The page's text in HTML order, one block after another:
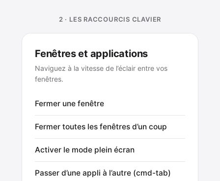
2 · LES RACCOURCIS CLAVIER
Fenêtres et applications
Naviguez à la vitesse de l’éclair entre vos
fenêtres.
Fermer une fenêtre
Fermer toutes les fenêtres d’un coup
Activer le mode plein écran
Passer d’une appli à l’autre (cmd-tab)